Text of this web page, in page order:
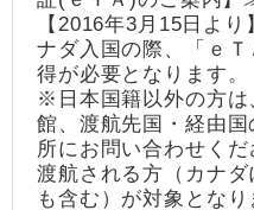
【2016年3月15日よ
ナダ入国の際、「ｅ
得が必要となります。
※日本国籍以外の方は
館、渡航先国・経由
所にお問い合わせく
渡航される方（カナ
も含む）が対象とな